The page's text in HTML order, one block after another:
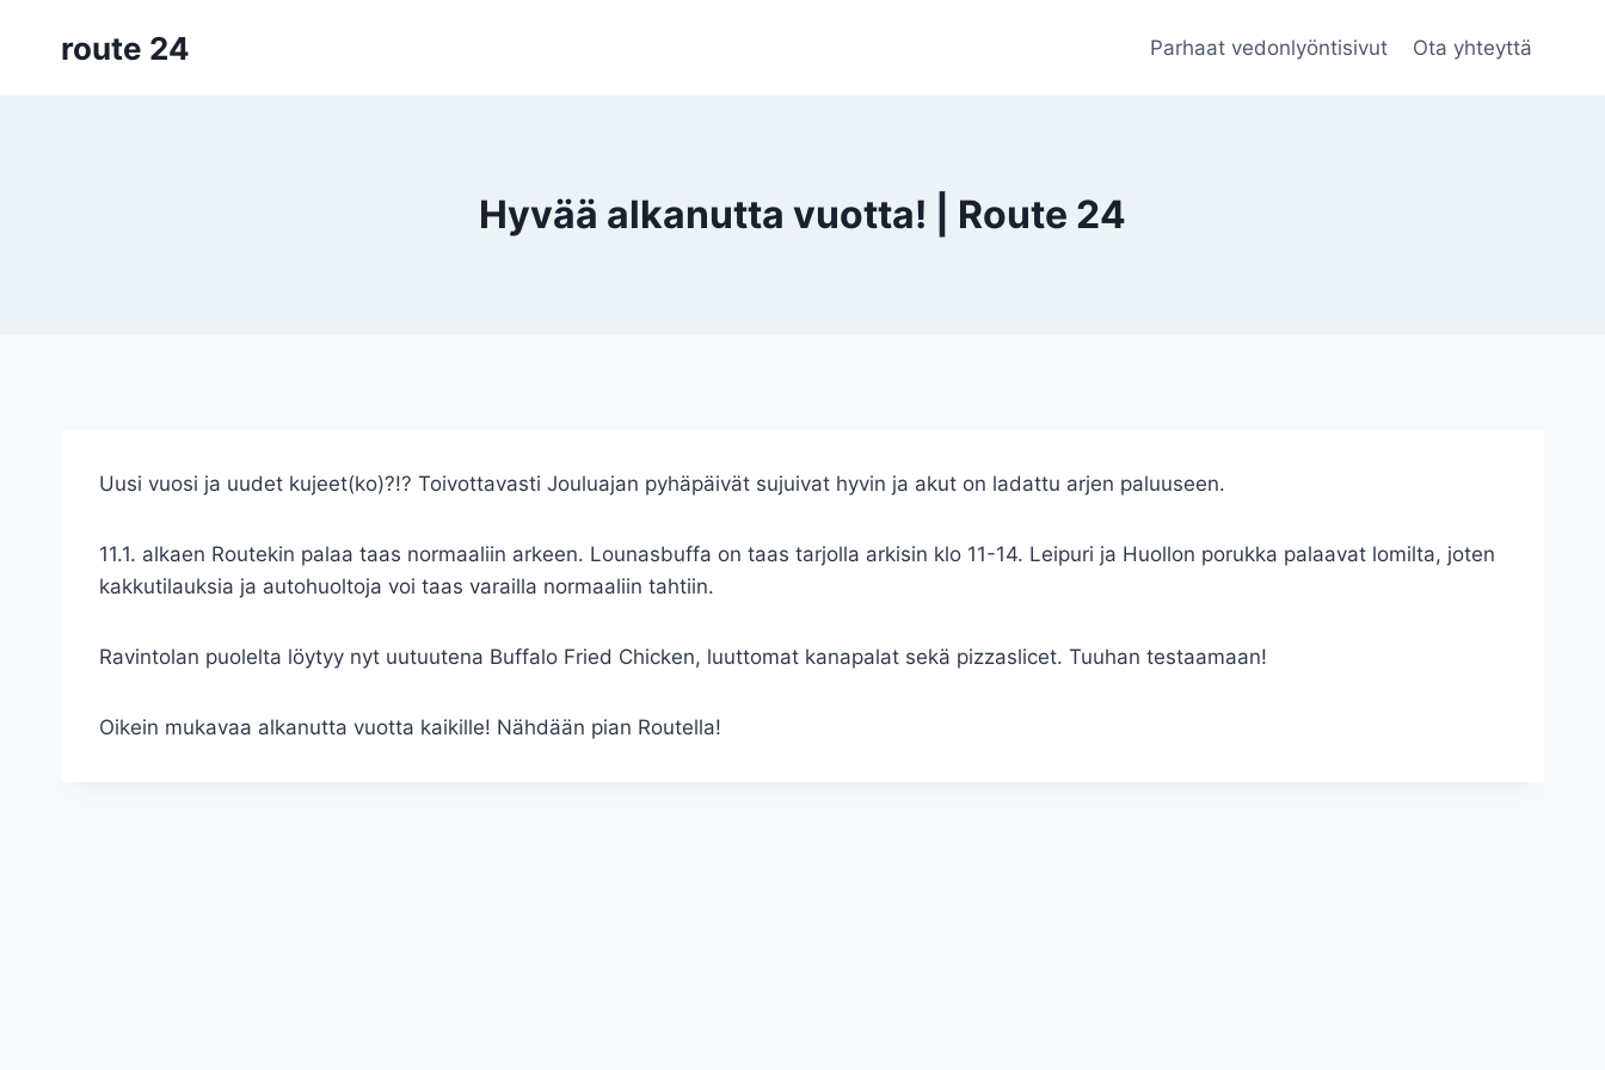
sisältöönroute 24 Parhaat vedonlyöntisivut Ota yhteyttä
Hyvää alkanutta vuotta! | Route 24
Uusi vuosi ja uudet kujeet(ko)?!? Toivottavasti Jouluajan pyhäpäivät sujuivat hyvin ja akut on ladattu arjen paluuseen.
11.1. alkaen Routekin palaa taas normaaliin arkeen. Lounasbuffa on taas tarjolla arkisin klo 11-14. Leipuri ja Huollon porukka palaavat lomilta, joten
kakkutilauksia ja autohuoltoja voi taas varailla normaaliin tahtiin.
Ravintolan puolelta löytyy nyt uutuutena Buffalo Fried Chicken, luuttomat kanapalat sekä pizzaslicet. Tuuhan testaamaan!
Oikein mukavaa alkanutta vuotta kaikille! Nähdään pian Routella!